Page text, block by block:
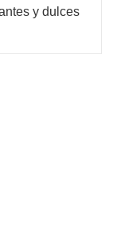
y dulces